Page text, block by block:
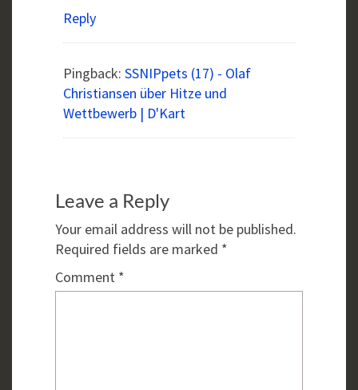
Reply
Pingback: SSNIPpets (17) - Olaf
Christiansen über Hitze und
Wettbewerb | D'Kart
Leave a Reply
Your email address will not be published.
Required fields are marked *
Comment *